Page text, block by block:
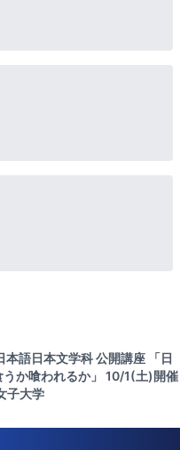
本語日本文学科 公開講座 「日
うか喰われるか」 10/1(土)開催
子大学